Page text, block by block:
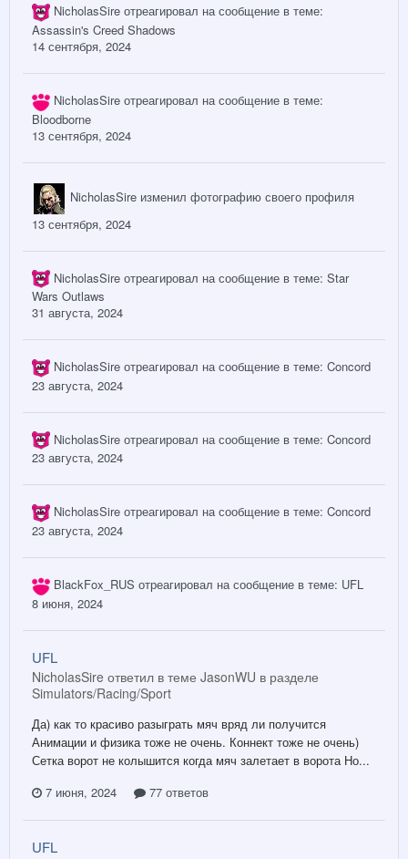
NicholasSire отреагировал на сообщение в теме:
Assassin's Creed Shadows
14 сентября, 2024
NicholasSire отреагировал на сообщение в теме:
Bloodborne
13 сентября, 2024
NicholasSire изменил фотографию своего профиля
13 сентября, 2024
NicholasSire отреагировал на сообщение в теме: Star
Wars Outlaws
31 августа, 2024
NicholasSire отреагировал на сообщение в теме: Concord
23 августа, 2024
NicholasSire отреагировал на сообщение в теме: Concord
23 августа, 2024
NicholasSire отреагировал на сообщение в теме: Concord
23 августа, 2024
BlackFox_RUS отреагировал на сообщение в теме: UFL
8 июня, 2024
UFL
NicholasSire ответил в теме JasonWU в разделе
Simulators/Racing/Sport
Да) как то красиво разыграть мяч вряд ли получится
Анимации и физика тоже не очень. Коннект тоже не очень)
Сетка ворот не колышится когда мяч залетает в ворота Но...
7 июня, 2024
77 ответов
UFL